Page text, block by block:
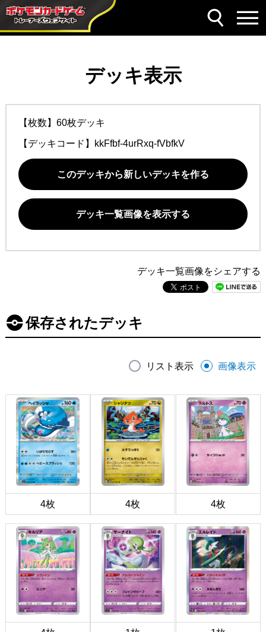
デッキ表示
【枚数】60枚デッキ
【デッキコード】 kkFfbf-4urRxq-fVbfkV
このデッキから新しいデッキを作る
デッキ一覧画像を表示する
デッキ一覧画像をシェアする
保存されたデッキ
リスト表示 画像表示
4枚 4枚 4枚